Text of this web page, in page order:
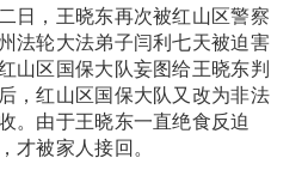
日，王晓东再次被红山区警察
法轮大法弟子闫利七天被迫害
山区国保大队妄图给王晓东判
，红山区国保大队又改为非法
。由于王晓东一直绝食反迫
才被家人接回。